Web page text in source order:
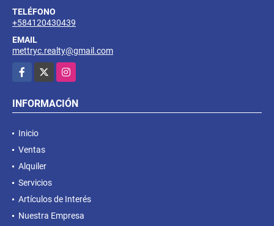
TELÉFONO
+584120430439
EMAIL
mettryc.realty@gmail.com
Facebook
Instagram
INFORMACIÓN
Inicio
Ventas
Alquiler
Servicios
Artículos de Interés
Nuestra Empresa